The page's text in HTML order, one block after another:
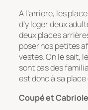
A l’arrière, les
d’y loger deux
deux places
poser nos petites
vestes. On le sait,
sont pas des
est donc à sa
Coupé et